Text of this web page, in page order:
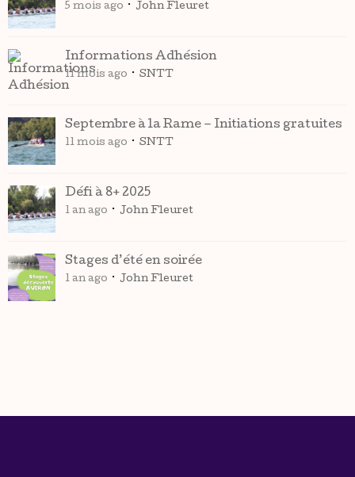
5 mois ago John Fleuret
Informations Adhésion
11 mois ago SNTT
Septembre à la Rame – Initiations gratuites
11 mois ago SNTT
Défi à 8+ 2025
1 an ago John Fleuret
Stages d’été en soirée
1 an ago John Fleuret